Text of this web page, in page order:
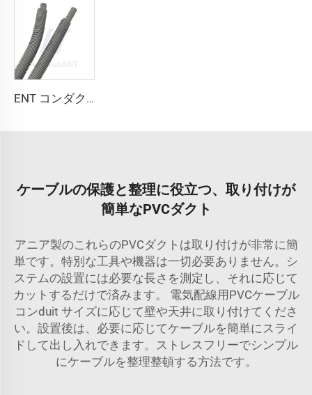
ENT コンダクト
ケーブルの保護と整理に役立つ、取り付けが
簡単なPVCダクト
アニア製のこれらのPVCダクトは取り付けが非常に簡
単です。特別な工具や機器は一切必要ありません。シ
ステムの設置には必要な長さを測定し、それに応じて
カットするだけで済みます。 電気配線用PVCケーブル
コンduit サイズに応じて壁や天井に取り付けてくださ
い。設置後は、必要に応じてケーブルを簡単にスライ
ドして出し入れできます。ストレスフリーでシンプル
にケーブルを整理整頓する方法です。